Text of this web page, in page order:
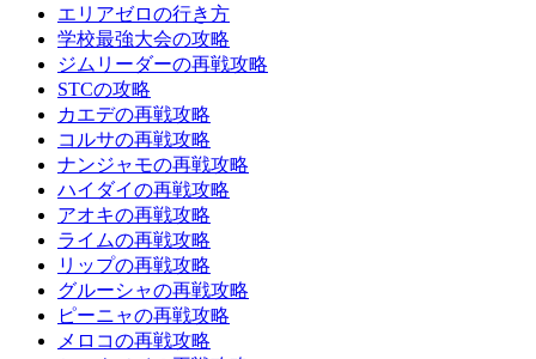
エリアゼロの行き方
学校最強大会の攻略
ジムリーダーの再戦攻略
STCの攻略
カエデの再戦攻略
コルサの再戦攻略
ナンジャモの再戦攻略
ハイダイの再戦攻略
アオキの再戦攻略
ライムの再戦攻略
リップの再戦攻略
グルーシャの再戦攻略
ピーニャの再戦攻略
メロコの再戦攻略